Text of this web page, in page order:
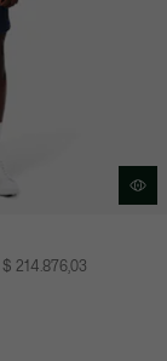
$ 214.876,03